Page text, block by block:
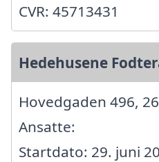
CVR: 45713431
Hedehusene
Hovedgaden 496,
Ansatte:
Startdato: 29. juni